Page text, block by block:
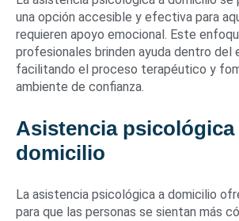
una opción accesible y efectiva para
requieren apoyo emocional. Este
profesionales brinden ayuda dentro del
facilitando el proceso terapéutico y
ambiente de confianza.
Asistencia psicológica
domicilio
La asistencia psicológica a domicilio
para que las personas se sientan más